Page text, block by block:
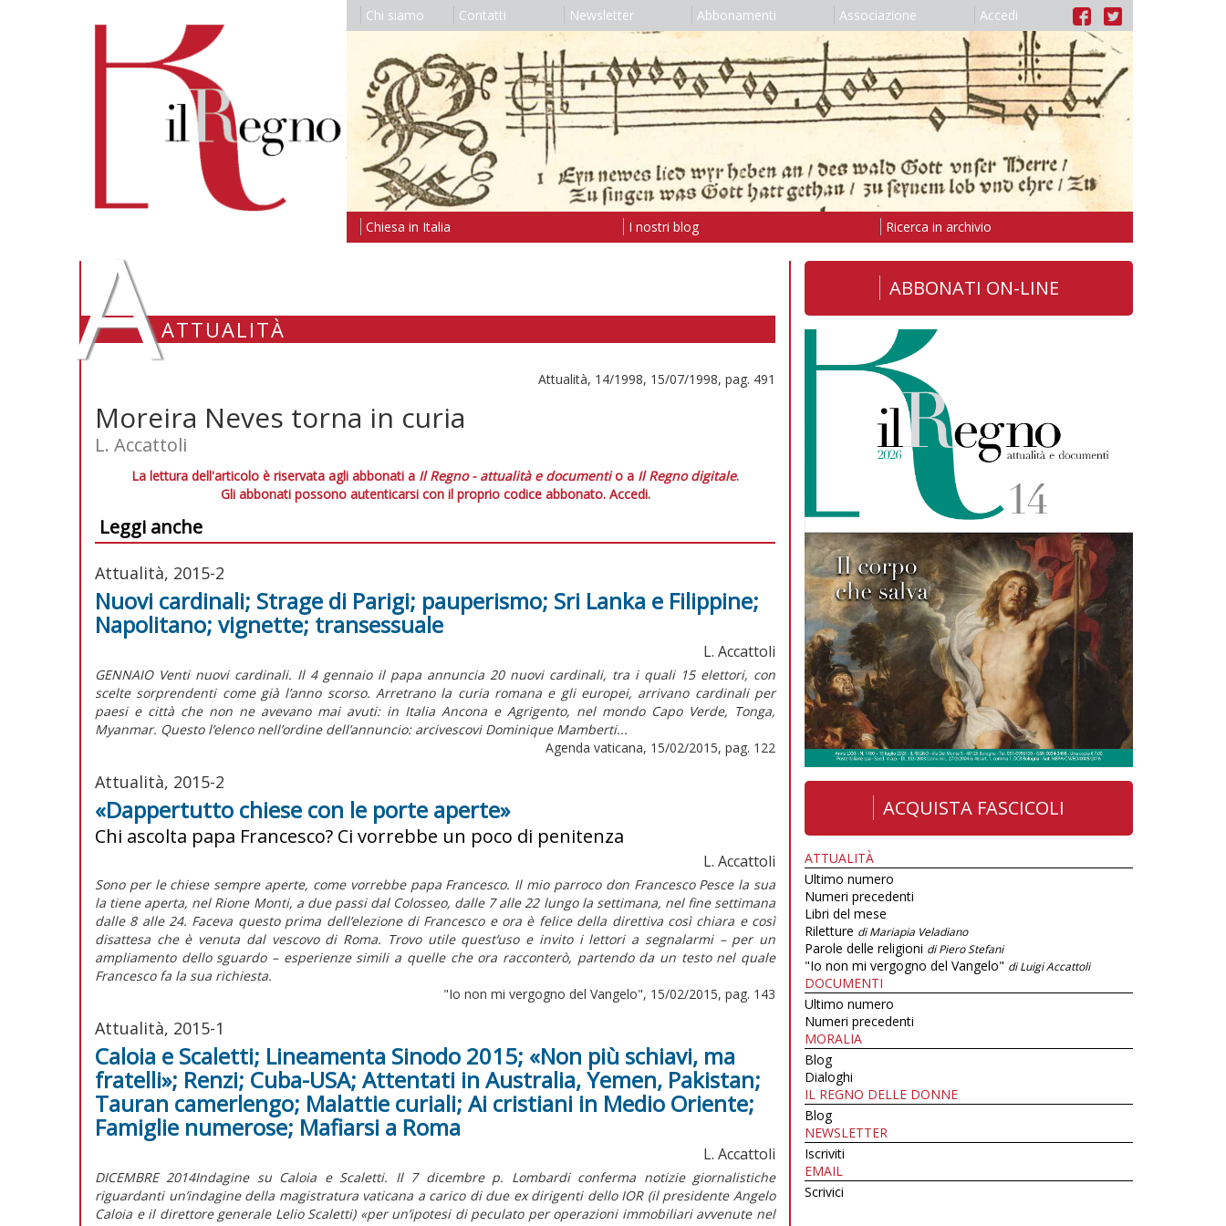
Chi siamo Contatti Newsletter Abbonamenti Associazione Accedi
Chiesa in Italia I nostri blog Ricerca in archivio
AATTUALITÀ
Attualità, 14/1998, 15/07/1998, pag. 491
Moreira Neves torna in curia
L. Accattoli
La lettura dell'articolo è riservata agli abbonati a Il Regno - attualità e documentio a Il Regno digitale.
Gli abbonati possono autenticarsi con il proprio codice abbonato. Accedi.
Leggi anche
Attualità, 2015-2
Nuovi cardinali; Strage di Parigi; pauperismo; Sri Lanka e Filippine;
Napolitano; vignette; transessuale
L. Accattoli
GENNAIO Venti nuovi cardinali. Il 4 gennaio il papa annuncia 20 nuovi cardinali, tra i quali 15 elettori, con
scelte sorprendenti come già l’anno scorso. Arretrano la curia romana e gli europei, arrivano cardinali per
paesi e città che non ne avevano mai avuti: in Italia Ancona e Agrigento, nel mondo Capo Verde, Tonga,
Myanmar. Questo l’elenco nell’ordine dell’annuncio: arcivescovi Dominique Mamberti...
Agenda vaticana, 15/02/2015, pag. 122
Attualità, 2015-2
«Dappertutto chiese con le porte aperte»
Chi ascolta papa Francesco? Ci vorrebbe un poco di penitenza
L. Accattoli
Sono per le chiese sempre aperte, come vorrebbe papa Francesco. Il mio parroco don Francesco Pesce la sua
la tiene aperta, nel Rione Monti, a due passi dal Colosseo, dalle 7 alle 22 lungo la settimana, nel fine settimana
dalle 8 alle 24. Faceva questo prima dell’elezione di Francesco e ora è felice della direttiva così chiara e così
disattesa che è venuta dal vescovo di Roma. Trovo utile quest’uso e invito i lettori a segnalarmi – per un
ampliamento dello sguardo – esperienze simili a quelle che ora racconterò, partendo da un testo nel quale
Francesco fa la sua richiesta.
"Io non mi vergogno del Vangelo", 15/02/2015, pag. 143
Attualità, 2015-1
Caloia e Scaletti; Lineamenta Sinodo 2015; «Non più schiavi, ma
fratelli»; Renzi; Cuba-USA; Attentati in Australia, Yemen, Pakistan;
Tauran camerlengo; Malattie curiali; Ai cristiani in Medio Oriente;
Famiglie numerose; Mafiarsi a Roma
L. Accattoli
DICEMBRE 2014Indagine su Caloia e Scaletti. Il 7 dicembre p. Lombardi conferma notizie giornalistiche
riguardanti un’indagine della magistratura vaticana a carico di due ex dirigenti dello IOR (il presidente Angelo
Caloia e il direttore generale Lelio Scaletti) «per un’ipotesi di peculato per operazioni immobiliari avvenute nel
ABBONATI ON-LINE
ACQUISTA FASCICOLI
ATTUALITÀ
Ultimo numero
Numeri precedenti
Libri del mese
Riletture di Mariapia Veladiano
Parole delle religioni di Piero Stefani
"Io non mi vergogno del Vangelo" di Luigi Accattoli
DOCUMENTI
Ultimo numero
Numeri precedenti
MORALIA
Blog
Dialoghi
IL REGNO DELLE DONNE
Blog
NEWSLETTER
Iscriviti
EMAIL
Scrivici